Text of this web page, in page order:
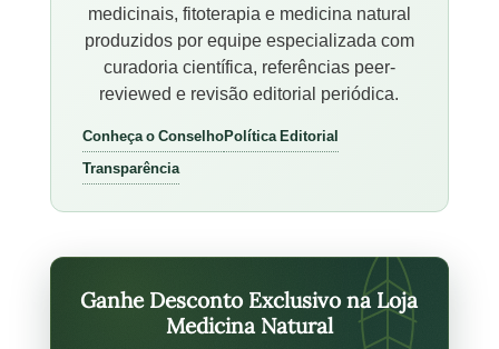
medicinais, fitoterapia e medicina natural
produzidos por equipe especializada com
curadoria científica, referências peer-
reviewed e revisão editorial periódica.
Conheça o ConselhoPolítica Editorial
Transparência
Ganhe Desconto Exclusivo na Loja
Medicina Natural